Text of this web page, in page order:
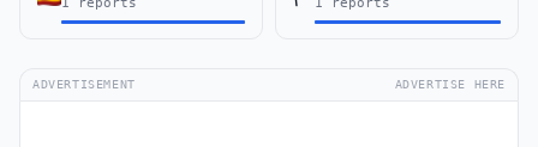
1 reports 1 reports
ADVERTISEMENT ADVERTISE HERE